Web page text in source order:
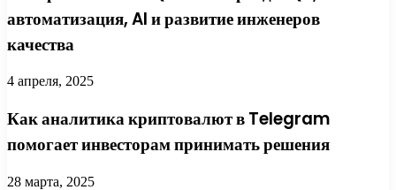
автоматизация, AI и развитие инженеров
качества
4 апреля, 2025
Как аналитика криптовалют в Telegram
помогает инвесторам принимать решения
28 марта, 2025